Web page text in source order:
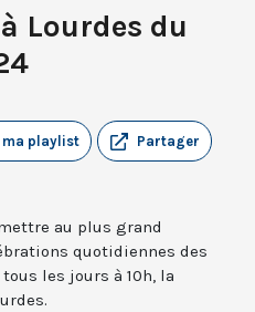
Lourdes du
Partager
ma playlist
au plus grand
quotidiennes des
les jours à 10h, la